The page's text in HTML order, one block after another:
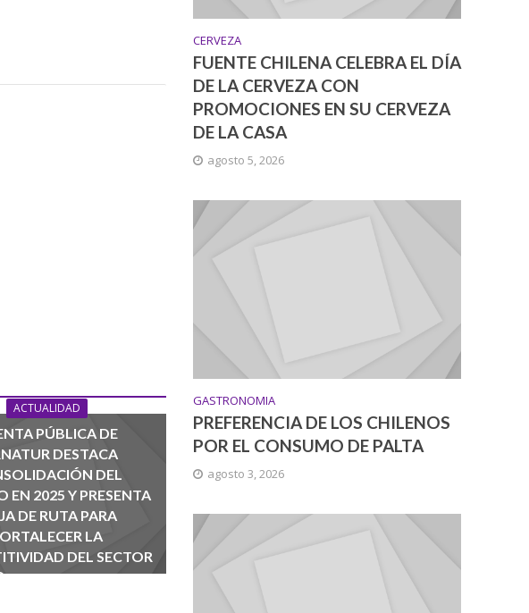
ACTUALIDAD
PÚBLICA DE
DESTACA
DEL
EN 2025 Y PRESENTA
DE RUTA PARA
LA
DEL SECTOR
agosto 1, 2026
CERVEZA
FUENTE CHILENA CELEBRA EL DÍA
DE LA CERVEZA CON
PROMOCIONES EN SU CERVEZA
DE LA CASA
agosto 5, 2026
GASTRONOMIA
PREFERENCIA DE LOS CHILENOS
POR EL CONSUMO DE PALTA
agosto 3, 2026